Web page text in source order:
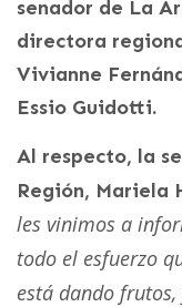
senador de La
directora
Vivianne
Essio Guidotti.
Al respecto, la
Región, Mariela
les vinimos a
todo el esfuerzo
está dando